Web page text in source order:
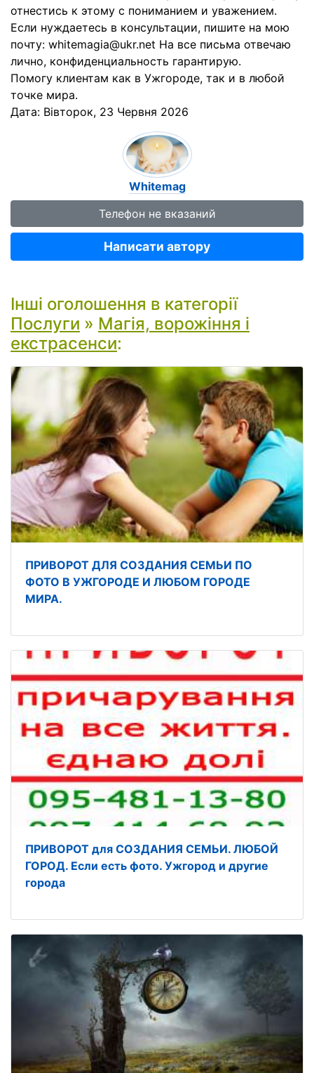
отнестись к этому с пониманием и уважением.
Если нуждаетесь в консультации, пишите на мою
почту: whitemagia@ukr.net На все письма отвечаю
лично, конфиденциальность гарантирую.
Помогу клиентам как в Ужгороде, так и в любой
точке мира.
Дата: Вівторок, 23 Червня 2026
Whitemag
Телефон не вказаний
Написати автору
Інші оголошення в категорії
Послуги » Магія, ворожіння і
екстрасенси:
ПРИВОРОТ ДЛЯ СОЗДАНИЯ СЕМЬИ ПО
ФОТО В УЖГОРОДЕ И ЛЮБОМ ГОРОДЕ
МИРА.
ПРИВОРОТ для СОЗДАНИЯ СЕМЬИ. ЛЮБОЙ
ГОРОД. Если есть фото. Ужгород и другие
города